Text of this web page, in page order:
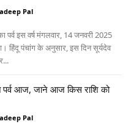
Pal
पर्व इस वर्ष मंगलवार, 14 जनवरी 2025
हिंदू पंचांग के अनुसार, इस दिन सूर्यदेव
पर्व आज, जाने आज किस राशि को
Pal